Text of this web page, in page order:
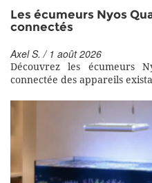
Les écumeurs Nyos
connectés
Axel S. / 1 août 2026
Découvrez les écumeurs
connectée des appareils